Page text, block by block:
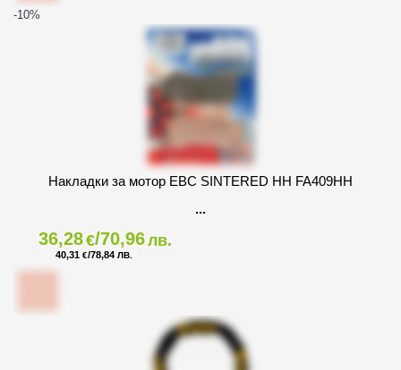
-10%
Накладки за мотор EBC SINTERED HH FA409HH
36,28€/70,96лв.
40,31 €/78,84 ЛВ.